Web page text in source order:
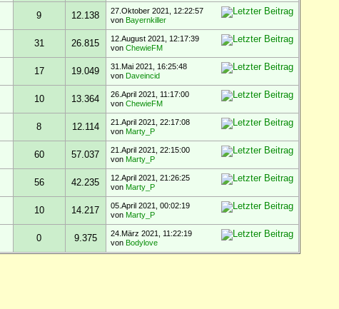
9 12.138
27.Oktober 2021, 12:22:57
von Bayernkiller
31 26.815
12.August 2021, 12:17:39
vonChewieFM
17 19.049
31.Mai 2021, 16:25:48
von Daveincid
10 13.364
26.April 2021, 11:17:00
vonChewieFM
8 12.114
21.April 2021, 22:17:08
von Marty_P
60 57.037
21.April 2021, 22:15:00
von Marty_P
56 42.235
12.April 2021, 21:26:25
von Marty_P
10 14.217
05.April 2021, 00:02:19
von Marty_P
0 9.375
24.März 2021, 11:22:19
von Bodylove